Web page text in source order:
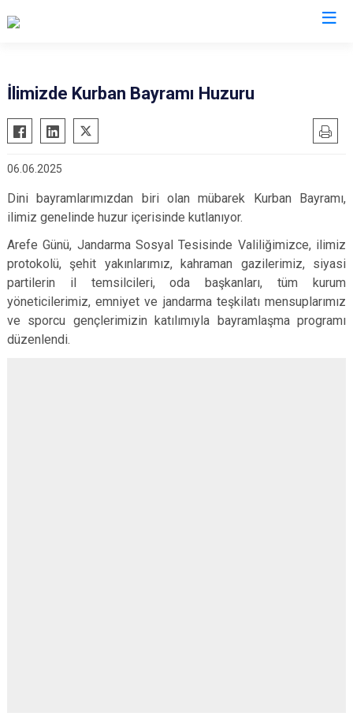
İlimizde Kurban Bayramı Huzuru
06.06.2025
Dini bayramlarımızdan biri olan mübarek Kurban Bayramı,
ilimiz genelinde huzur içerisinde kutlanıyor.
Arefe Günü, Jandarma Sosyal Tesisinde Valiliğimizce, ilimiz
protokolü, şehit yakınlarımız, kahraman gazilerimiz, siyasi
partilerin il temsilcileri, oda başkanları, tüm kurum
yöneticilerimiz, emniyet ve jandarma teşkilatı mensuplarımız
ve sporcu gençlerimizin katılımıyla bayramlaşma programı
düzenlendi.